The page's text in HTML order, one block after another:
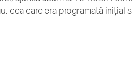
cea care era programată inițial